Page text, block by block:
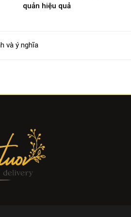
quản hiệu quả
và ý nghĩa